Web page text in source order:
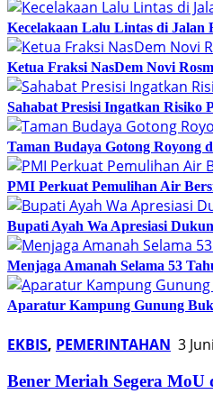
Kecelakaan Lalu Lintas di Jalan
Ketua Fraksi NasDem Novi
Sahabat Presisi Ingatkan Risiko
Taman Budaya Gotong Royong
PMI Perkuat Pemulihan Air
Bupati Ayah Wa Apresiasi
Menjaga Amanah Selama 53
Aparatur Kampung Gunung
EKBIS, PEMERINTAHAN 3
Bener Meriah Segera